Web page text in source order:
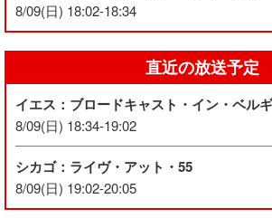
8/09(日) 18:02-18:34
直近の放送予定
イエス：ブロードキャスト・イン・ベル
8/09(日) 18:34-19:02
シカゴ：ライヴ・アット・55
8/09(日) 19:02-20:05